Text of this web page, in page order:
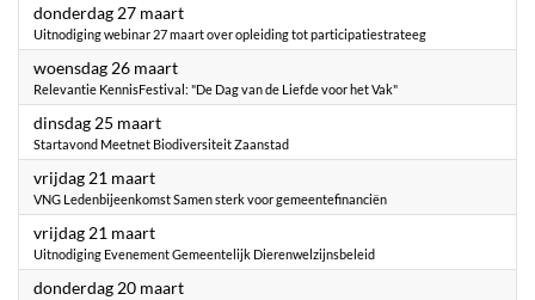
donderdag 27 maart2025
Uitnodiging webinar 27 maart over opleiding tot participatiestrateeg
woensdag 26 maart2025
Relevantie KennisFestival: "De Dag van de Liefde voor het Vak"
dinsdag 25 maart2025
Startavond Meetnet Biodiversiteit Zaanstad
vrijdag 21 maart2025
VNG Ledenbijeenkomst Samen sterk voor gemeentefinanciën
vrijdag 21 maart2025
Uitnodiging Evenement Gemeentelijk Dierenwelzijnsbeleid
donderdag 20 maart2025